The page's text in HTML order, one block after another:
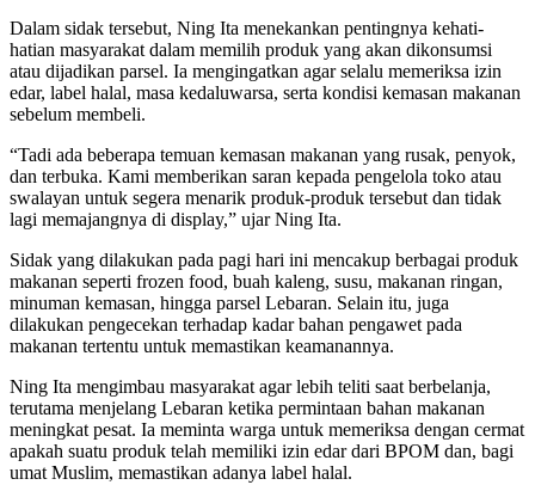
Dalam sidak tersebut, Ning Ita menekankan pentingnya kehati-
hatian masyarakat dalam memilih produk yang akan dikonsumsi
atau dijadikan parsel. Ia mengingatkan agar selalu memeriksa izin
edar, label halal, masa kedaluwarsa, serta kondisi kemasan makanan
sebelum membeli.
“Tadi ada beberapa temuan kemasan makanan yang rusak, penyok,
dan terbuka. Kami memberikan saran kepada pengelola toko atau
swalayan untuk segera menarik produk-produk tersebut dan tidak
lagi memajangnya di display,” ujar Ning Ita.
Sidak yang dilakukan pada pagi hari ini mencakup berbagai produk
makanan seperti frozen food, buah kaleng, susu, makanan ringan,
minuman kemasan, hingga parsel Lebaran. Selain itu, juga
dilakukan pengecekan terhadap kadar bahan pengawet pada
makanan tertentu untuk memastikan keamanannya.
Ning Ita mengimbau masyarakat agar lebih teliti saat berbelanja,
terutama menjelang Lebaran ketika permintaan bahan makanan
meningkat pesat. Ia meminta warga untuk memeriksa dengan cermat
apakah suatu produk telah memiliki izin edar dari BPOM dan, bagi
umat Muslim, memastikan adanya label halal.